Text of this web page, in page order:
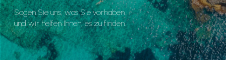
Sagen Sie uns, was Sie vorhaben
und wir helfen Ihnen, es zu finden.